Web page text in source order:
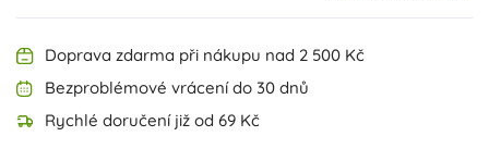
Doprava zdarma při nákupu nad 2 500 Kč
Bezproblémové vrácení do 30 dnů
Rychlé doručení již od 69 Kč